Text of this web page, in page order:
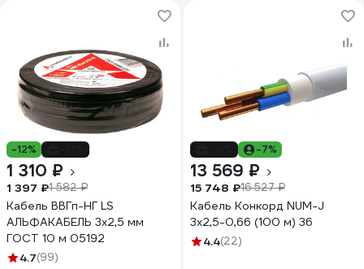
-12%
1 310 ₽
1 397 ₽1 582 ₽
Кабель ВВГп-НГ LS
АЛЬФАКАБЕЛЬ 3х2,5 мм
ГОСТ 10 м 05192
4.7(99)
-7%
13 569 ₽
15 748 ₽16 527 ₽
Кабель Конкорд NUM-J
3х2,5-0,66 (100 м) 36
4.4(22)